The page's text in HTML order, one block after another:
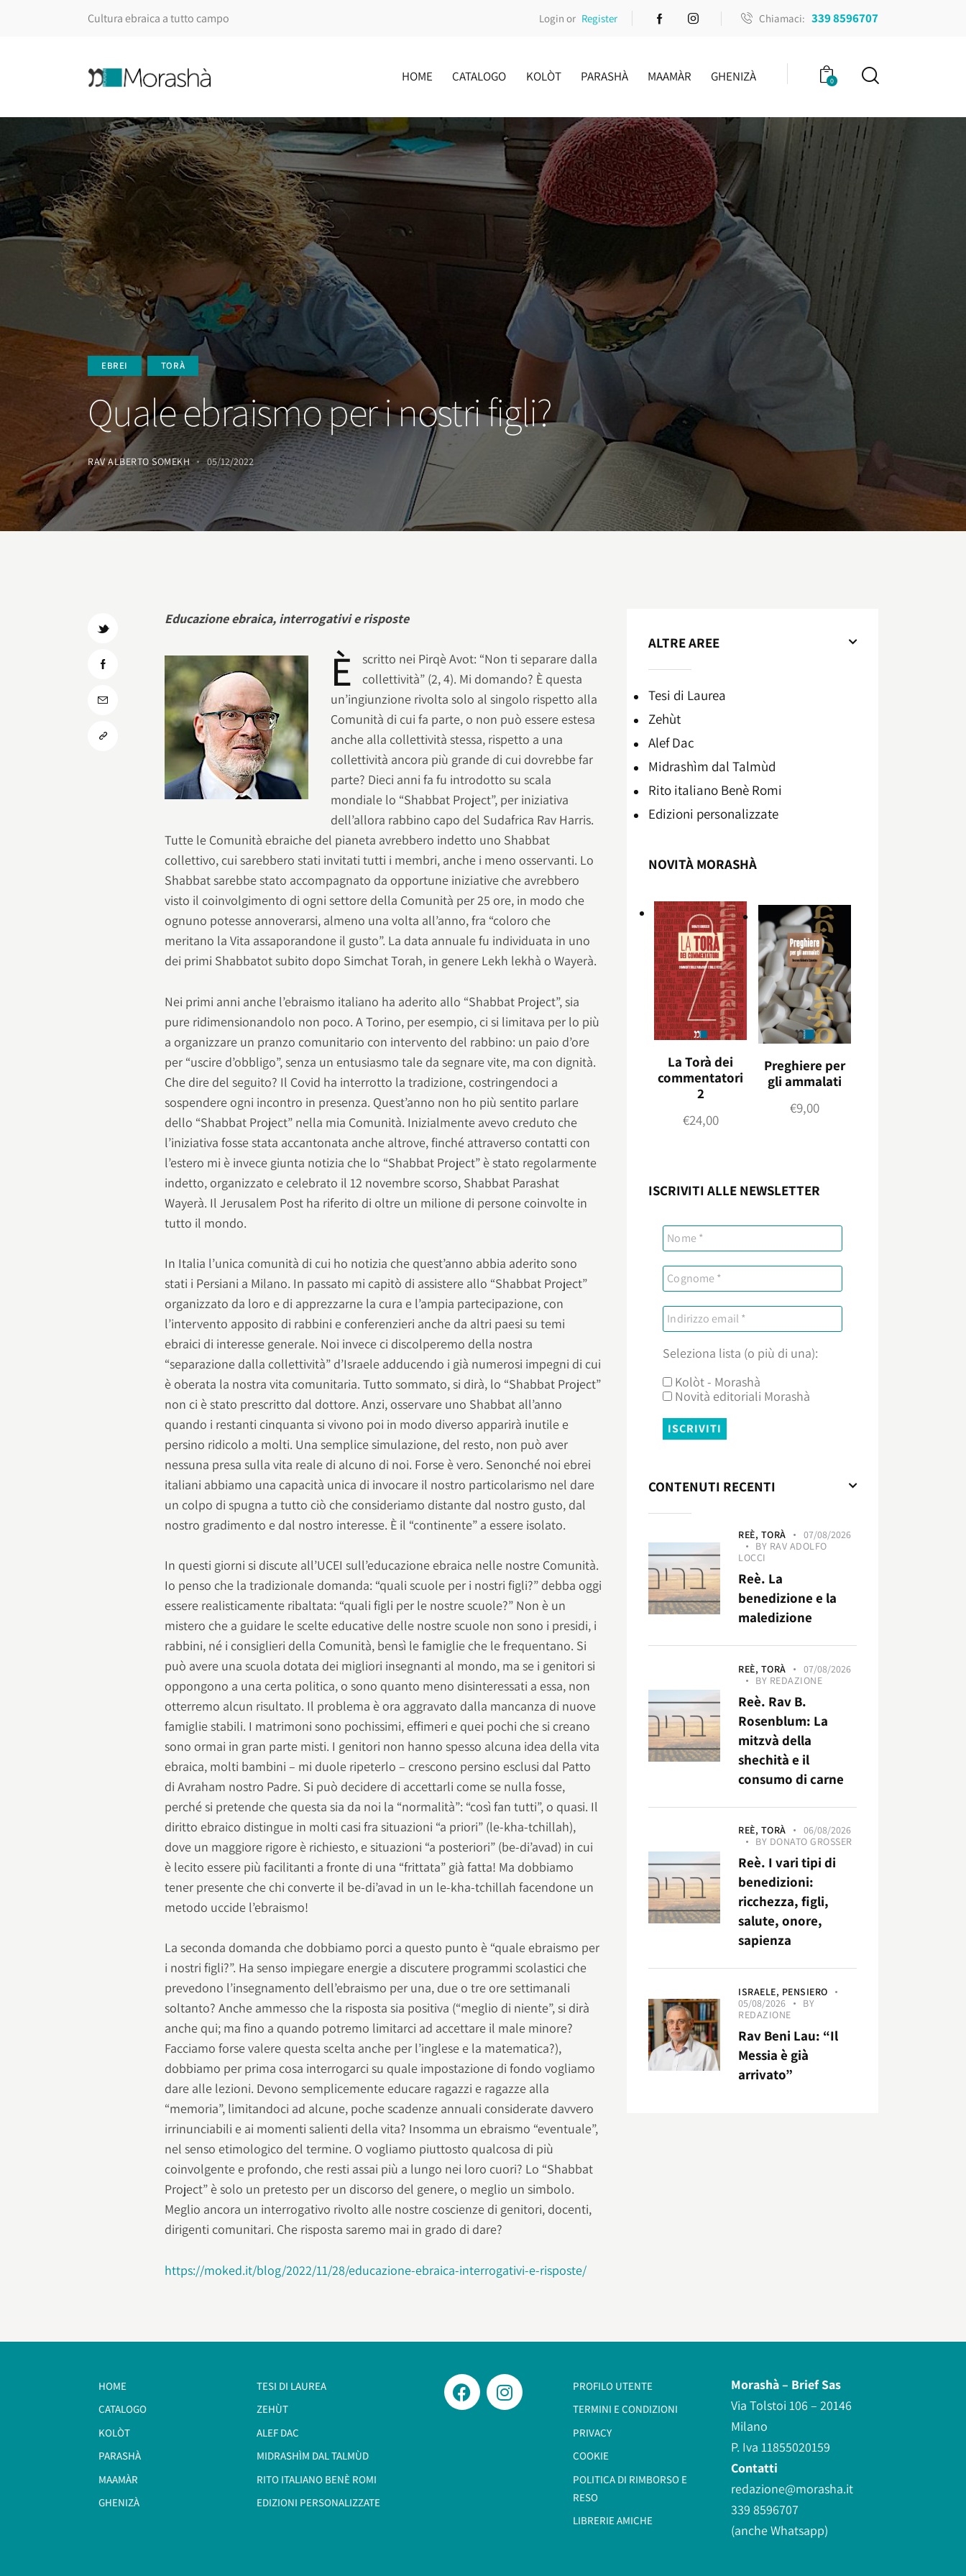
Cultura ebraica a tutto campo Login or Register Chiamaci: 339 8596707
HOME CATALOGO KOLÒT PARASHÀ MAAMÀR GHENIZÀ 0
EBREI TORÀ
Quale ebraismo per i nostri figli?
RAV ALBERTO SOMEKH 05/12/2022
Educazione ebraica, interrogativi e risposte
È
scritto nei Pirqè Avot: “Non ti separare dalla
collettività” (2, 4). Mi domando? È questa
un’ingiunzione rivolta solo al singolo rispetto alla
Comunità di cui fa parte, o non può essere estesa
anche alla collettività stessa, rispetto a una
collettività ancora più grande di cui dovrebbe far
parte? Dieci anni fa fu introdotto su scala
mondiale lo “Shabbat Project”, per iniziativa
dell’allora rabbino capo del Sudafrica Rav Harris.
Tutte le Comunità ebraiche del pianeta avrebbero indetto uno Shabbat
collettivo, cui sarebbero stati invitati tutti i membri, anche i meno osservanti. Lo
Shabbat sarebbe stato accompagnato da opportune iniziative che avrebbero
visto il coinvolgimento di ogni settore della Comunità per 25 ore, in modo che
ognuno potesse annoverarsi, almeno una volta all’anno, fra “coloro che
meritano la Vita assaporandone il gusto”. La data annuale fu individuata in uno
dei primi Shabbatot subito dopo Simchat Torah, in genere Lekh lekhà o Wayerà.
Nei primi anni anche l’ebraismo italiano ha aderito allo “Shabbat Project”, sia
pure ridimensionandolo non poco. A Torino, per esempio, ci si limitava per lo più
a organizzare un pranzo comunitario con intervento del rabbino: un paio d’ore
per “uscire d’obbligo”, senza un entusiasmo tale da segnare vite, ma con dignità.
Che dire del seguito? Il Covid ha interrotto la tradizione, costringendoci a
sospendere ogni incontro in presenza. Quest’anno non ho più sentito parlare
dello “Shabbat Project” nella mia Comunità. Inizialmente avevo creduto che
l’iniziativa fosse stata accantonata anche altrove, finché attraverso contatti con
l’estero mi è invece giunta notizia che lo “Shabbat Project” è stato regolarmente
indetto, organizzato e celebrato il 12 novembre scorso, Shabbat Parashat
Wayerà. Il Jerusalem Post ha riferito di oltre un milione di persone coinvolte in
tutto il mondo.
In Italia l’unica comunità di cui ho notizia che quest’anno abbia aderito sono
stati i Persiani a Milano. In passato mi capitò di assistere allo “Shabbat Project”
organizzato da loro e di apprezzarne la cura e l’ampia partecipazione, con
l’intervento apposito di rabbini e conferenzieri anche da altri paesi su temi
ebraici di interesse generale. Noi invece ci discolperemo della nostra
“separazione dalla collettività” d’Israele adducendo i già numerosi impegni di cui
è oberata la nostra vita comunitaria. Tutto sommato, si dirà, lo “Shabbat Project”
non ci è stato prescritto dal dottore. Anzi, osservare uno Shabbat all’anno
quando i restanti cinquanta si vivono poi in modo diverso apparirà inutile e
persino ridicolo a molti. Una semplice simulazione, del resto, non può aver
nessuna presa sulla vita reale di alcuno di noi. Forse è vero. Senonché noi ebrei
italiani abbiamo una capacità unica di invocare il nostro particolarismo nel dare
un colpo di spugna a tutto ciò che consideriamo distante dal nostro gusto, dal
nostro gradimento e dal nostro interesse. È il “continente” a essere isolato.
In questi giorni si discute all’UCEI sull’educazione ebraica nelle nostre Comunità.
Io penso che la tradizionale domanda: “quali scuole per i nostri figli?” debba oggi
essere realisticamente ribaltata: “quali figli per le nostre scuole?” Non è un
mistero che a guidare le scelte educative delle nostre scuole non sono i presidi, i
rabbini, né i consiglieri della Comunità, bensì le famiglie che le frequentano. Si
può avere una scuola dotata dei migliori insegnanti al mondo, ma se i genitori si
oppongono a una certa politica, o sono quanto meno disinteressati a essa, non
otterremo alcun risultato. Il problema è ora aggravato dalla mancanza di nuove
famiglie stabili. I matrimoni sono pochissimi, effimeri e quei pochi che si creano
sono ormai in gran parte misti. I genitori non hanno spesso alcuna idea della vita
ebraica, molti bambini – mi duole ripeterlo – crescono persino esclusi dal Patto
di Avraham nostro Padre. Si può decidere di accettarli come se nulla fosse,
perché si pretende che questa sia da noi la “normalità”: “così fan tutti”, o quasi. Il
diritto ebraico distingue in molti casi fra situazioni “a priori” (le-kha-tchillah),
dove un maggiore rigore è richiesto, e situazioni “a posteriori” (be-di’avad) in cui
è lecito essere più facilitanti a fronte di una “frittata” già fatta! Ma dobbiamo
tener presente che chi converte il be-di’avad in un le-kha-tchillah facendone un
metodo uccide l’ebraismo!
La seconda domanda che dobbiamo porci a questo punto è “quale ebraismo per
i nostri figli?”. Ha senso impiegare energie a discutere programmi scolastici che
prevedono l’insegnamento dell’ebraismo per una, due o tre ore settimanali
soltanto? Anche ammesso che la risposta sia positiva (“meglio di niente”, si dirà
anche qui; ma fino a quando potremo limitarci ad accettare il male minore?
Facciamo forse valere questa scelta anche per l’inglese e la matematica?),
dobbiamo per prima cosa interrogarci su quale impostazione di fondo vogliamo
dare alle lezioni. Devono semplicemente educare ragazzi e ragazze alla
“memoria”, limitandoci ad alcune, poche scadenze annuali considerate davvero
irrinunciabili e ai momenti salienti della vita? Insomma un ebraismo “eventuale”,
nel senso etimologico del termine. O vogliamo piuttosto qualcosa di più
coinvolgente e profondo, che resti assai più a lungo nei loro cuori? Lo “Shabbat
Project” è solo un pretesto per un discorso del genere, o meglio un simbolo.
Meglio ancora un interrogativo rivolto alle nostre coscienze di genitori, docenti,
dirigenti comunitari. Che risposta saremo mai in grado di dare?
https://moked.it/blog/2022/11/28/educazione-ebraica-interrogativi-e-risposte/
ALTRE AREE
Tesi di Laurea
Zehùt
Alef Dac
Midrashìm dal Talmùd
Rito italiano Benè Romi​
Edizioni personalizzate
NOVITÀ MORASHÀ
La Torà dei
commentatori
2
€24,00
Preghiere per
gli ammalati
€9,00
ISCRIVITI ALLE NEWSLETTER
Seleziona lista (o più di una):
Kolòt - Morashà
Novità editoriali Morashà
CONTENUTI RECENTI
REÈ, TORÀ
07/08/2026
BY RAV ADOLFO
LOCCI
Reè. La
benedizione e la
maledizione
REÈ, TORÀ
07/08/2026
BY REDAZIONE
Reè. Rav B.
Rosenblum: La
mitzvà della
shechità e il
consumo di carne
REÈ, TORÀ
06/08/2026
BY DONATO GROSSER
Reè. I vari tipi di
benedizioni:
ricchezza, figli,
salute, onore,
sapienza
ISRAELE, PENSIERO
05/08/2026
BY
REDAZIONE
Rav Beni Lau: “Il
Messia è già
arrivato”
HOME
CATALOGO
KOLÒT
PARASHÀ
MAAMÀR
GHENIZÀ
TESI DI LAUREA
ZEHÙT
ALEF DAC
MIDRASHÌM DAL TALMÙD
RITO ITALIANO BENÈ ROMI​
EDIZIONI PERSONALIZZATE
PROFILO UTENTE
TERMINI E CONDIZIONI
PRIVACY
COOKIE
POLITICA DI RIMBORSO E
RESO
LIBRERIE AMICHE
Morashà – Brief Sas
Via Tolstoi 106 – 20146
Milano
P. Iva 11855020159
Contatti
redazione@morasha.it
339 8596707
(anche Whatsapp)